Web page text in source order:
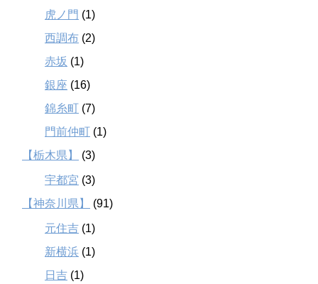
虎ノ門 (1)
西調布 (2)
赤坂 (1)
銀座 (16)
錦糸町 (7)
門前仲町 (1)
【栃木県】
(3)
宇都宮 (3)
【神奈川県】
(91)
元住吉 (1)
新横浜 (1)
日吉 (1)